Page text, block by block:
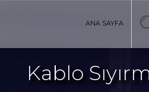
ANA SAYFA
Kablo